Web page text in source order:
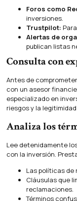
Foros como
inversiones.
Trustpilot:
Alertas de
publican listas
Consulta con
Antes de
con un asesor
especializado en
riesgos y la
Analiza los
Lee detenidamente
con la inversión.
Las políticas de
Cláusulas que
reclamaciones.
Términos